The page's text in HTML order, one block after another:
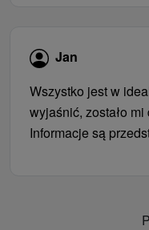
Jan
Wszystko jest w
wyjaśnić, zostało
Informacje są